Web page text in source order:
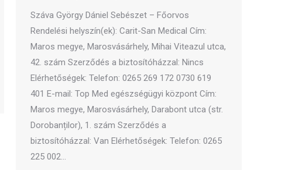
Száva György Dániel Sebészet – Főorvos
Rendelési helyszín(ek): Carit-San Medical Cím:
Maros megye, Marosvásárhely, Mihai Viteazul utca,
42. szám Szerződés a biztosítóházzal: Nincs
Elérhetőségek: Telefon: 0265 269 172 0730 619
401 E-mail: Top Med egészségügyi központ Cím:
Maros megye, Marosvásárhely, Darabont utca (str.
Dorobanților), 1. szám Szerződés a
biztosítóházzal: Van Elérhetőségek: Telefon: 0265
225 002…